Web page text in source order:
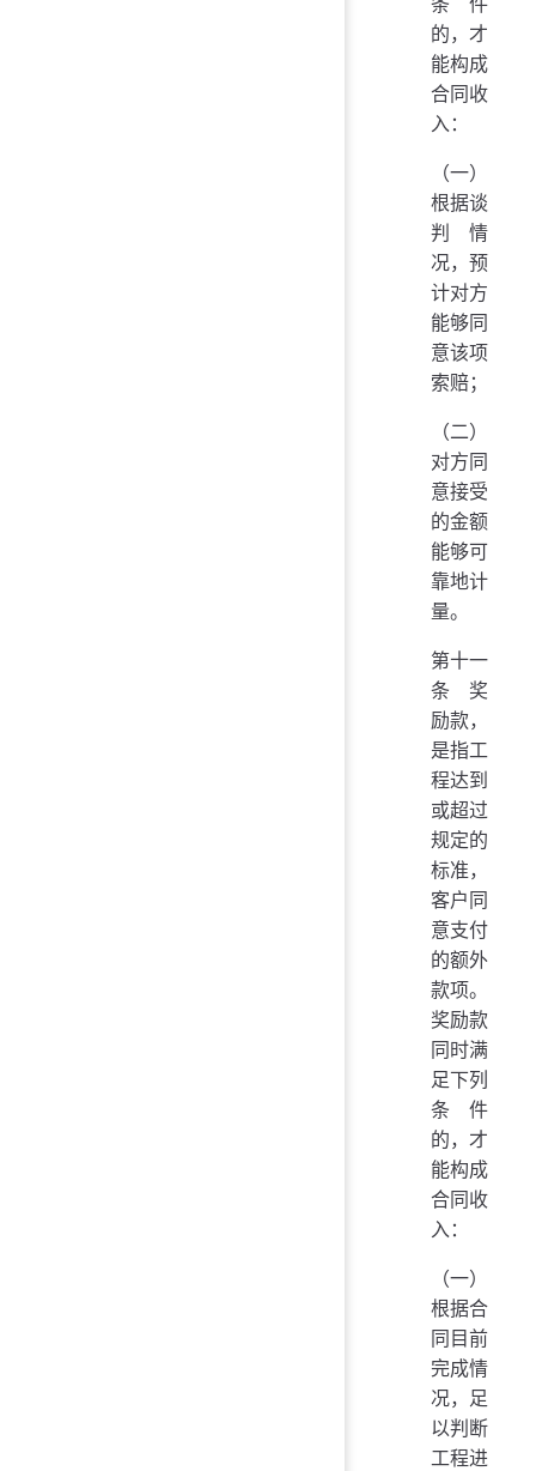
的，才
能构成
合同收
入：
（一）
根据谈
判情
况，预
计对方
能够同
意该项
索赔；
（二）
对方同
意接受
的金额
能够可
靠地计
量。
第十一
条 奖
励款，
是指工
程达到
或超过
规定的
标准，
客户同
意支付
的额外
款项。
奖励款
同时满
足下列
条件
的，才
能构成
合同收
入：
（一）
根据合
同目前
完成情
况，足
以判断
工程进